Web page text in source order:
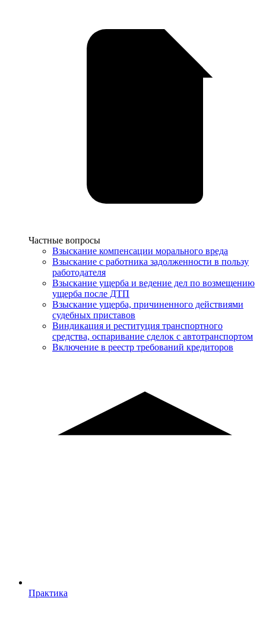
Услуги
Частные вопросы
Взыскание компенсации морального вреда
Взыскание с работника задолженности в пользу
работодателя
Взыскание ущерба и ведение дел по возмещению
ущерба после ДТП
Взыскание ущерба, причиненного действиями
судебных приставов
Виндикация и реституция транспортного
средства, оспаривание сделок с автотранспортом
Включение в реестр требований кредиторов
Практика
Практика